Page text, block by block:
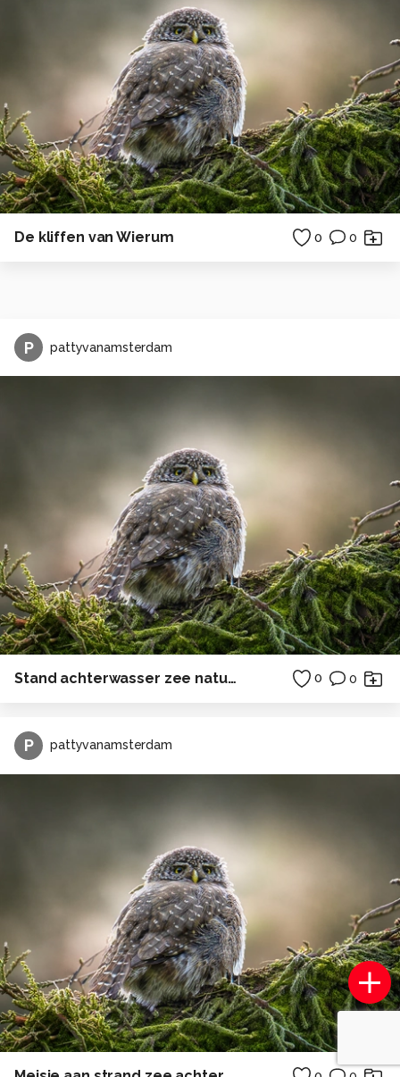
De kliffen van Wierum 0 0
P pattyvanamsterdam
Stand achterwasser zee natuur ostsee duitsland camping 0 0
P pattyvanamsterdam